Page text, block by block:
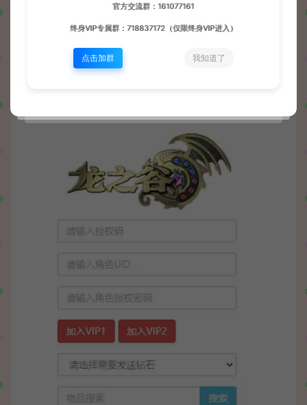
官方交流群：161077161
终身VIP专属群：718837172（仅限终身VIP进入）
点击加群 我知道了